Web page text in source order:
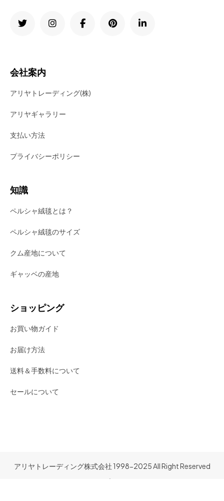
会社案内
アリヤトレーディング(株)
アリヤギャラリー
支払い方法
プライバシーポリシー
知識
ペルシャ絨毯とは？
ペルシャ絨毯のサイズ
クム産地について
ギャッベの産地
ショッピング
お買い物ガイド
お届け方法
送料＆手数料について
セールについて
アリヤトレーディング株式会社 1998-2025 All Right Reserved
。